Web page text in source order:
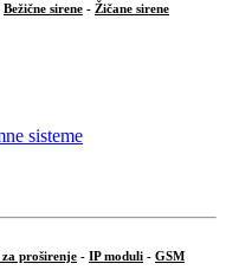
Bežične sirene - Žičane sirene
proširenje - IP moduli - GSM